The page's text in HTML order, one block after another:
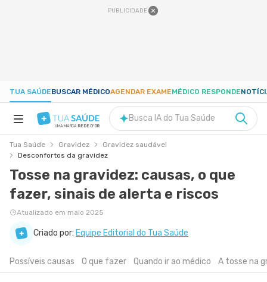
PUBLICIDADE
TUA SAÚDEBUSCAR MÉDICOAGENDAR EXAMEMÉDICO RESPONDE
SAÚDE A-Z
GRAVIDEZ
UMA MARCA REDE D'OR
Busca IA do Tua Saúde
Tua Saúde Gravidez
Gravidez saudável
Desconfortos da gravidez
Tosse na gravidez: causas, o que
fazer, sinais de alerta e riscos
Atualizado em maio 2025
Criado por: Equipe Editorial do Tua Saúde
Possíveis causas O que fazer Quando ir ao médico A tosse na